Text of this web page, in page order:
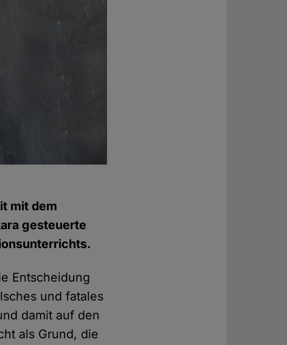
mit dem
gesteuerte
Entscheidung
und fatales
damit auf den
als Grund, die